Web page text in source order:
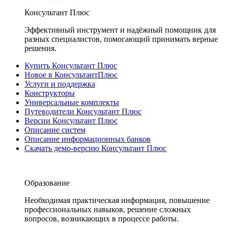
Консультант Плюс
Эффективный инструмент и надёжный помощник для
разных специалистов, помогающий принимать верные
решения.
Купить Консультант Плюс
Новое в КонсультантПлюс
Услуги и поддержка
Конструкторы
Универсальные комплекты
Путеводители Консультант Плюс
Версии Консультант Плюс
Описание систем
Описание информационных банков
Скачать демо-версию Консультант Плюс
Образование
Необходимая практическая информация, повышение
профессиональных навыков, решение сложных
вопросов, возникающих в процессе работы.